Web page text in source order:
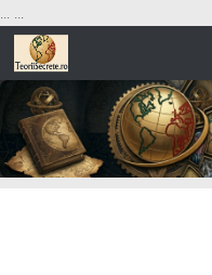
... ...
Skip to content